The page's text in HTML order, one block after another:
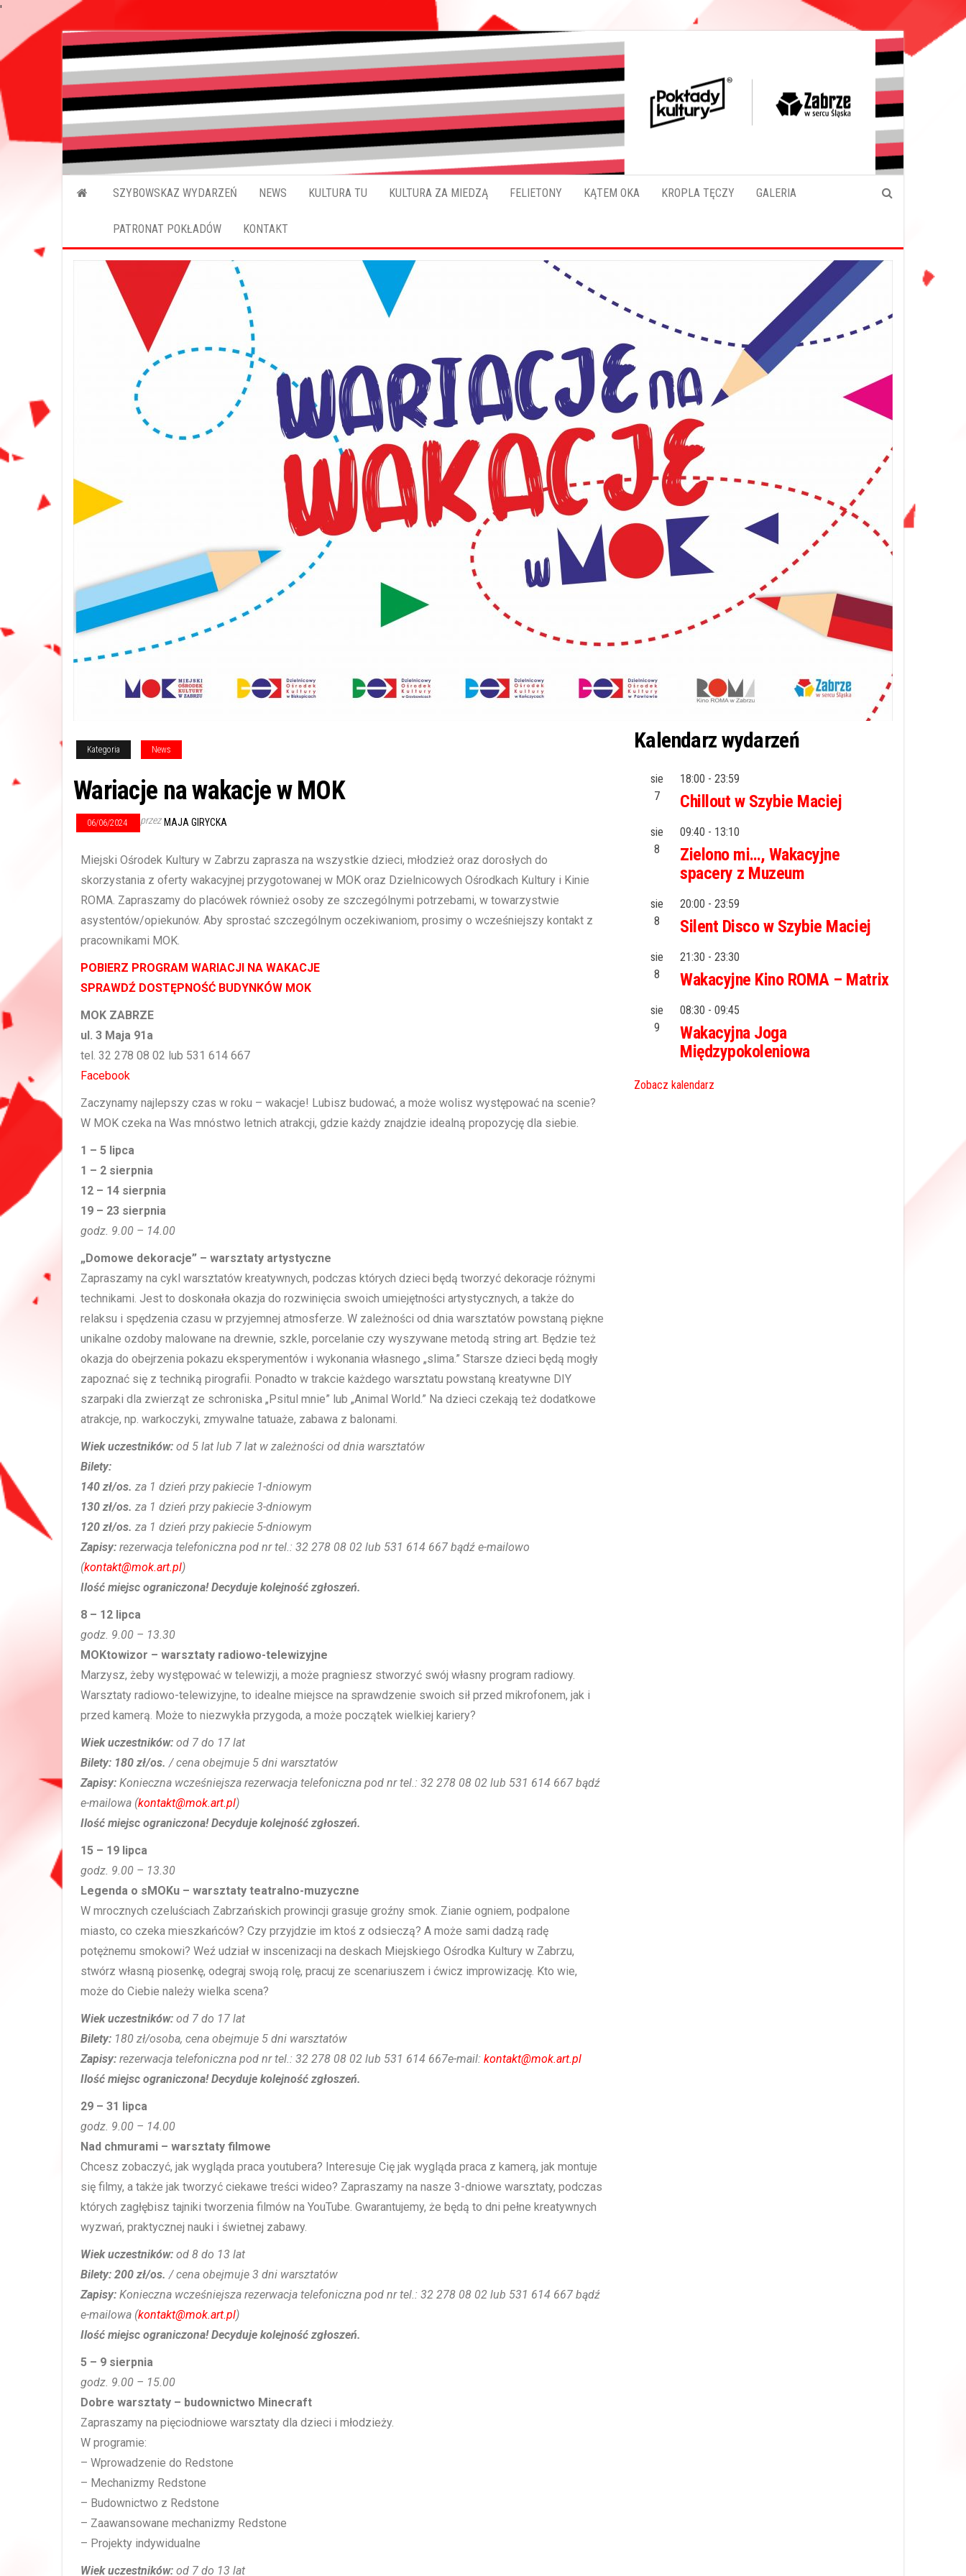
'
Pokładykultury.eu
SZYBOWSKAZ WYDARZEŃ NEWS KULTURA TU KULTURA ZA MIEDZĄ FELIETONY KĄTEM OKA KROPLA TĘCZY GALERIA
PATRONAT POKŁADÓW KONTAKT
Kategoria News
Wariacje na wakacje w MOK
06/06/2024 przez MAJA GIRYCKA
Miejski Ośrodek Kultury w Zabrzu zaprasza na wszystkie dzieci, młodzież oraz dorosłych do
skorzystania z oferty wakacyjnej przygotowanej w MOK oraz Dzielnicowych Ośrodkach Kultury i Kinie
ROMA. Zapraszamy do placówek również osoby ze szczególnymi potrzebami, w towarzystwie
asystentów/opiekunów. Aby sprostać szczególnym oczekiwaniom, prosimy o wcześniejszy kontakt z
pracownikami MOK.
POBIERZ PROGRAM WARIACJI NA WAKACJE
SPRAWDŹ DOSTĘPNOŚĆ BUDYNKÓW MOK
MOK ZABRZE
ul. 3 Maja 91a
tel. 32 278 08 02 lub 531 614 667
Facebook
Zaczynamy najlepszy czas w roku – wakacje! Lubisz budować, a może wolisz występować na scenie?
W MOK czeka na Was mnóstwo letnich atrakcji, gdzie każdy znajdzie idealną propozycję dla siebie.
1 – 5 lipca
1 – 2 sierpnia
12 – 14 sierpnia
19 – 23 sierpnia
godz. 9.00 – 14.00
„Domowe dekoracje” – warsztaty artystyczne
Zapraszamy na cykl warsztatów kreatywnych, podczas których dzieci będą tworzyć dekoracje różnymi
technikami. Jest to doskonała okazja do rozwinięcia swoich umiejętności artystycznych, a także do
relaksu i spędzenia czasu w przyjemnej atmosferze. W zależności od dnia warsztatów powstaną piękne
unikalne ozdoby malowane na drewnie, szkle, porcelanie czy wyszywane metodą string art. Będzie też
okazja do obejrzenia pokazu eksperymentów i wykonania własnego „slima.” Starsze dzieci będą mogły
zapoznać się z techniką pirografii. Ponadto w trakcie każdego warsztatu powstaną kreatywne DIY
szarpaki dla zwierząt ze schroniska „Psitul mnie” lub „Animal World.” Na dzieci czekają też dodatkowe
atrakcje, np. warkoczyki, zmywalne tatuaże, zabawa z balonami.
Wiek uczestników: od 5 lat lub 7 lat w zależności od dnia warsztatów
Bilety:
140 zł/os. za 1 dzień przy pakiecie 1-dniowym
130 zł/os. za 1 dzień przy pakiecie 3-dniowym
120 zł/os. za 1 dzień przy pakiecie 5-dniowym
Zapisy: rezerwacja telefoniczna pod nr tel.: 32 278 08 02 lub 531 614 667 bądź e-mailowo
(kontakt@mok.art.pl)
Ilość miejsc ograniczona! Decyduje kolejność zgłoszeń.
8 – 12 lipca
godz. 9.00 – 13.30
MOKtowizor – warsztaty radiowo-telewizyjne
Marzysz, żeby występować w telewizji, a może pragniesz stworzyć swój własny program radiowy.
Warsztaty radiowo-telewizyjne, to idealne miejsce na sprawdzenie swoich sił przed mikrofonem, jak i
przed kamerą. Może to niezwykła przygoda, a może początek wielkiej kariery?
Wiek uczestników: od 7 do 17 lat
Bilety: 180 zł/os. / cena obejmuje 5 dni warsztatów
Zapisy: Konieczna wcześniejsza rezerwacja telefoniczna pod nr tel.: 32 278 08 02 lub 531 614 667 bądź
e-mailowa (kontakt@mok.art.pl)
Ilość miejsc ograniczona! Decyduje kolejność zgłoszeń.
15 – 19 lipca
godz. 9.00 – 13.30
Legenda o sMOKu – warsztaty teatralno-muzyczne
W mrocznych czeluściach Zabrzańskich prowincji grasuje groźny smok. Zianie ogniem, podpalone
miasto, co czeka mieszkańców? Czy przyjdzie im ktoś z odsieczą? A może sami dadzą radę
potężnemu smokowi? Weź udział w inscenizacji na deskach Miejskiego Ośrodka Kultury w Zabrzu,
stwórz własną piosenkę, odegraj swoją rolę, pracuj ze scenariuszem i ćwicz improwizację. Kto wie,
może do Ciebie należy wielka scena?
Wiek uczestników: od 7 do 17 lat
Bilety: 180 zł/osoba, cena obejmuje 5 dni warsztatów
Zapisy: rezerwacja telefoniczna pod nr tel.: 32 278 08 02 lub 531 614 667e-mail: kontakt@mok.art.pl
Ilość miejsc ograniczona! Decyduje kolejność zgłoszeń.
29 – 31 lipca
godz. 9.00 – 14.00
Nad chmurami – warsztaty filmowe
Chcesz zobaczyć, jak wygląda praca youtubera? Interesuje Cię jak wygląda praca z kamerą, jak montuje
się filmy, a także jak tworzyć ciekawe treści wideo? Zapraszamy na nasze 3-dniowe warsztaty, podczas
których zagłębisz tajniki tworzenia filmów na YouTube. Gwarantujemy, że będą to dni pełne kreatywnych
wyzwań, praktycznej nauki i świetnej zabawy.
Wiek uczestników: od 8 do 13 lat
Bilety: 200 zł/os. / cena obejmuje 3 dni warsztatów
Zapisy: Konieczna wcześniejsza rezerwacja telefoniczna pod nr tel.: 32 278 08 02 lub 531 614 667 bądź
e-mailowa (kontakt@mok.art.pl)
Ilość miejsc ograniczona! Decyduje kolejność zgłoszeń.
5 – 9 sierpnia
godz. 9.00 – 15.00
Dobre warsztaty – budownictwo Minecraft
Zapraszamy na pięciodniowe warsztaty dla dzieci i młodzieży.
W programie:
– Wprowadzenie do Redstone
– Mechanizmy Redstone
– Budownictwo z Redstone
– Zaawansowane mechanizmy Redstone
– Projekty indywidualne
Wiek uczestników: od 7 do 13 lat
Kalendarz wydarzeń
sie
7
18:00 - 23:59
Chillout w Szybie Maciej
sie
8
09:40 - 13:10
Zielono mi…, Wakacyjne
spacery z Muzeum
sie
8
20:00 - 23:59
Silent Disco w Szybie Maciej
sie
8
21:30 - 23:30
Wakacyjne Kino ROMA – Matrix
sie
9
08:30 - 09:45
Wakacyjna Joga
Międzypokoleniowa
Zobacz kalendarz